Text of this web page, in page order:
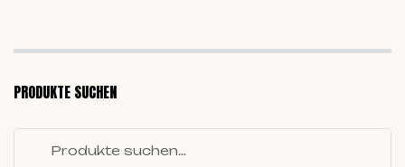
PRODUKTE SUCHEN